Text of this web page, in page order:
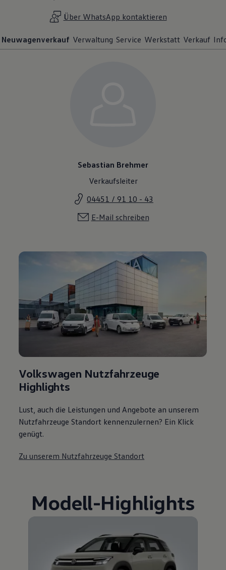
Über WhatsApp kontaktieren
Neuwagenverkauf Verwaltung Service Werkstatt Verkauf
Sebastian Brehmer
Verkaufsleiter
04451 / 91 10 - 43
E-Mail schreiben
Volkswagen Nutzfahrzeuge
Highlights
Lust, auch die Leistungen und Angebote an unserem
Nutzfahrzeuge Standort kennenzulernen? Ein Klick
genügt.
Zu unserem Nutzfahrzeuge Standort
Modell-Highlights